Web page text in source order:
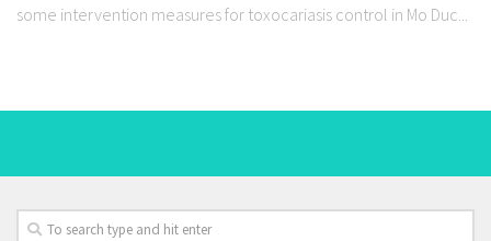
some intervention measures for toxocariasis control in Mo Duc...